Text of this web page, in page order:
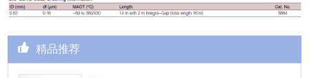
精品推荐